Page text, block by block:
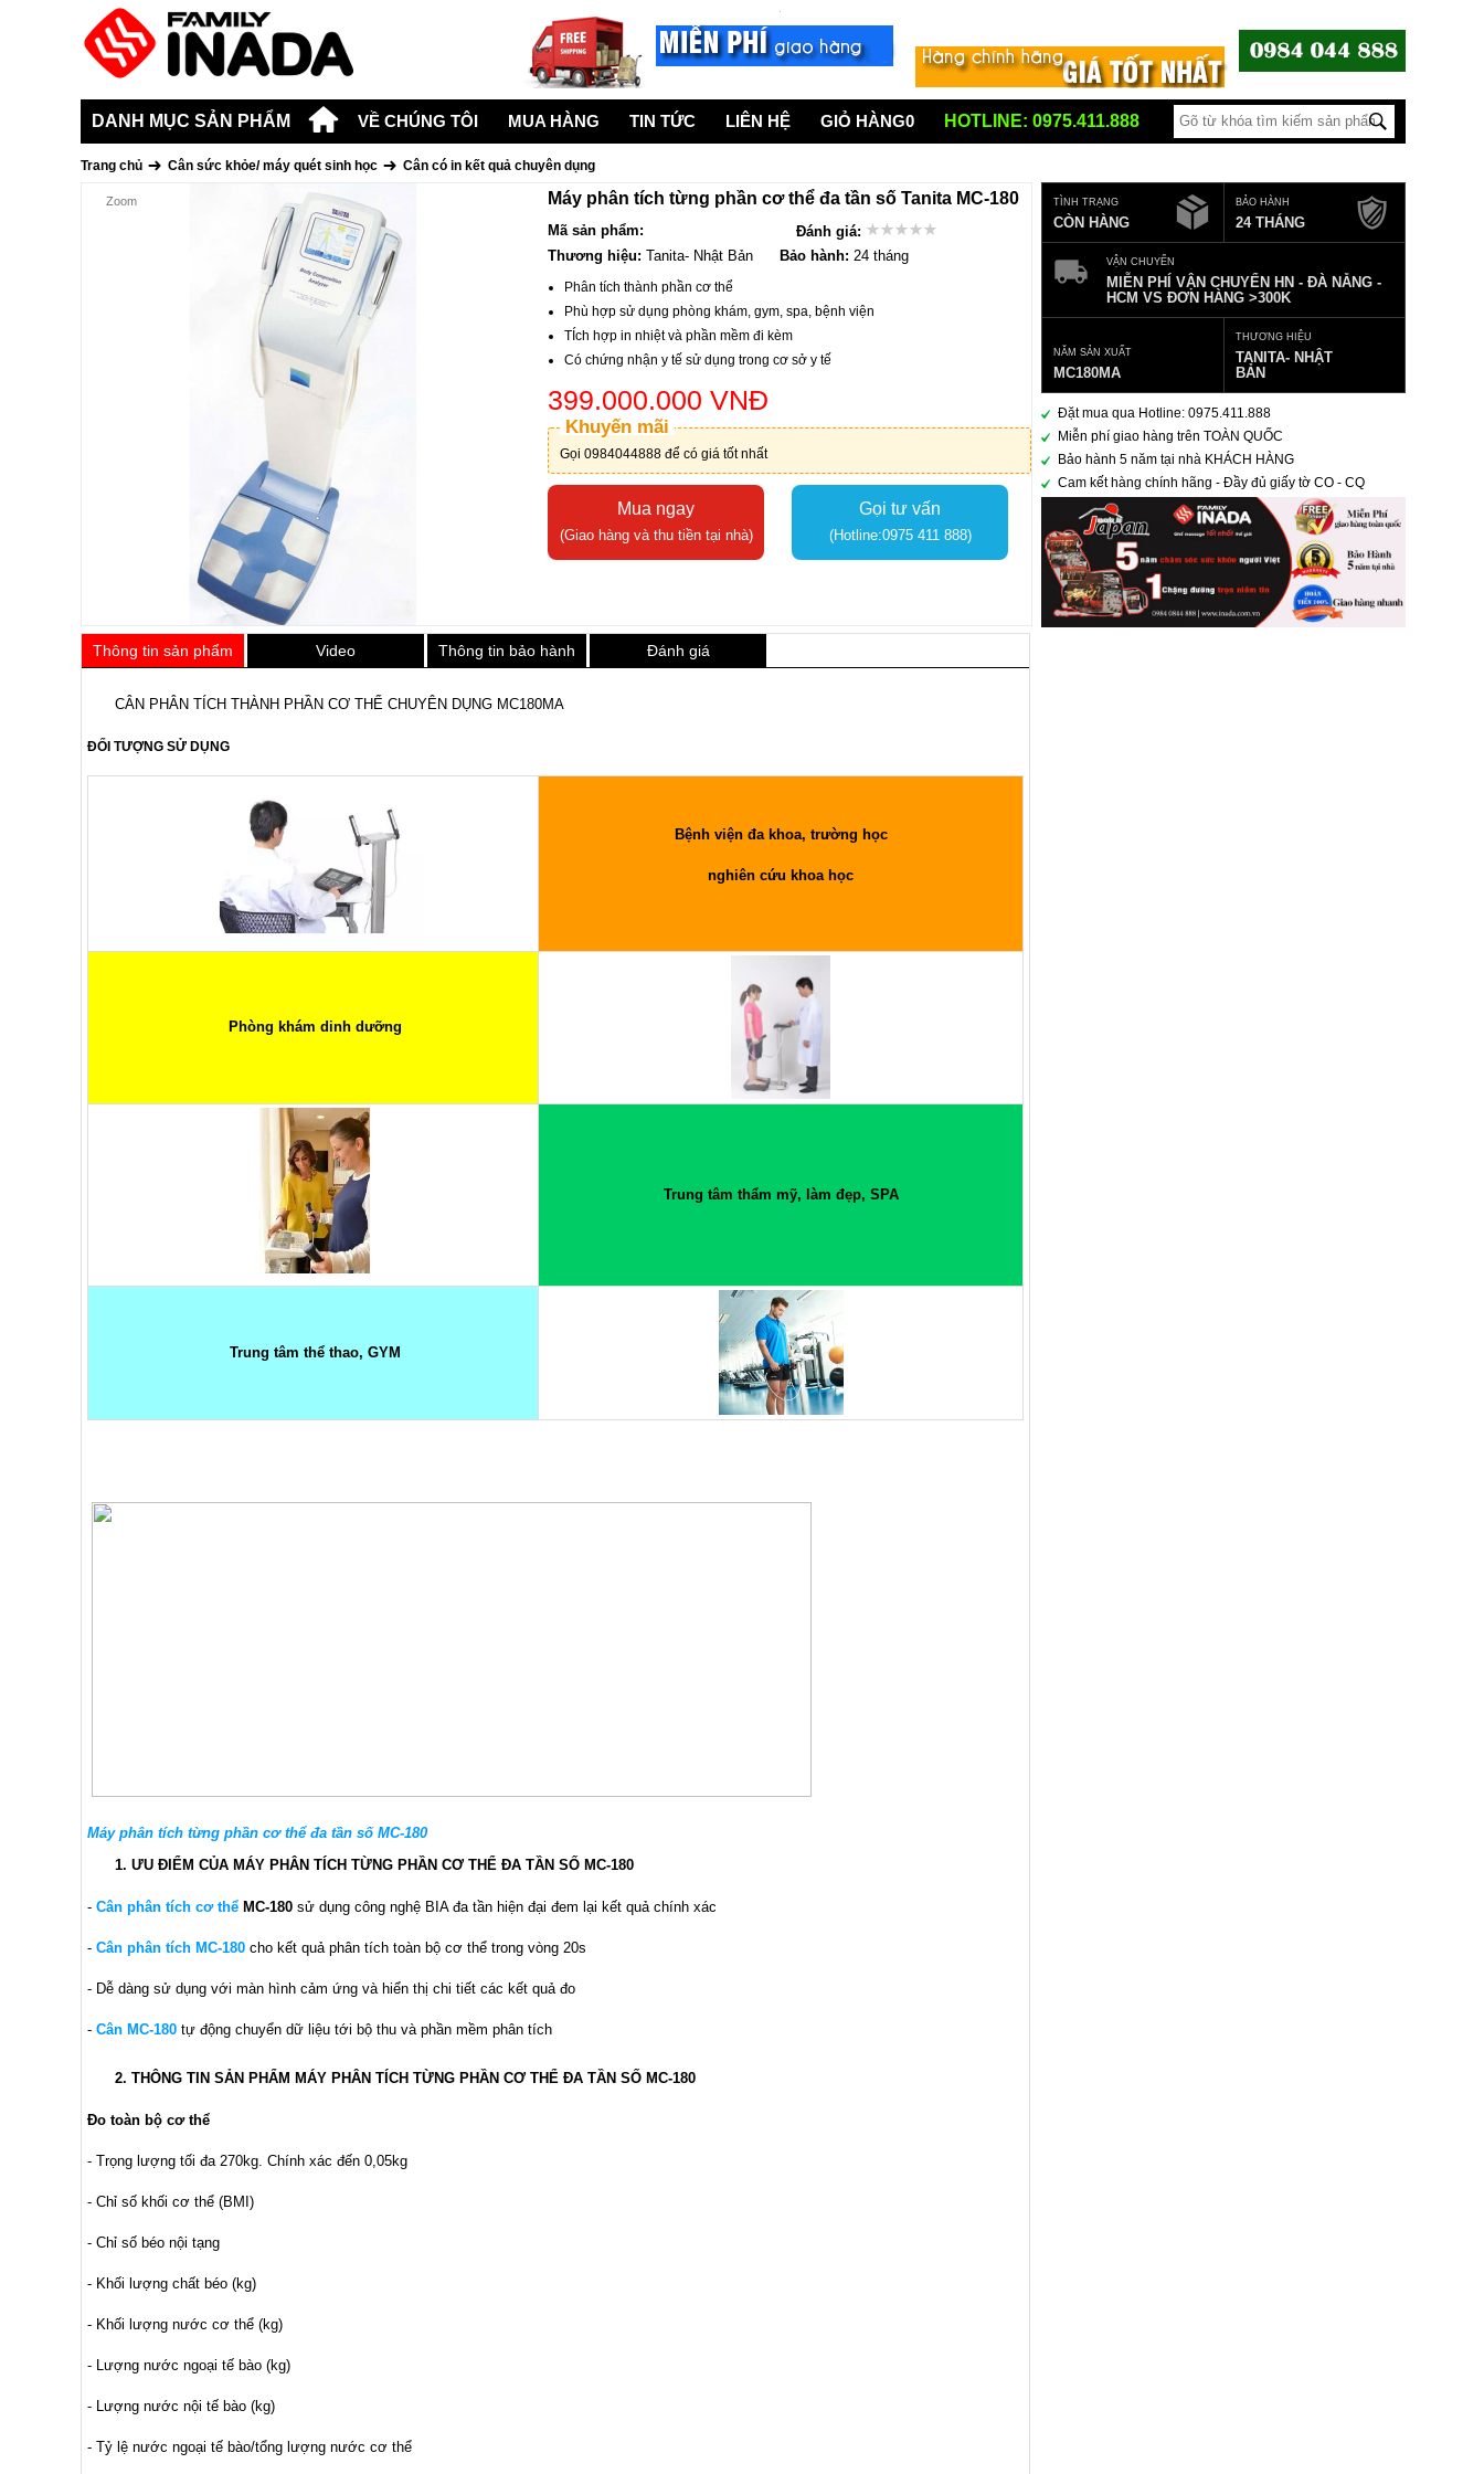
DANH MỤC SẢN PHẨM VỀ CHÚNG TÔI MUA HÀNG TIN TỨC LIÊN HỆ GIỎ HÀNG0 HOTLINE: 0975.411.888
Trang chủ Cân sức khỏe/ máy quét sinh học Cân có in kết quả chuyên dụng
Zoom Máy phân tích từng phần cơ thể đa tần số Tanita MC-180
Mã sản phẩm:
Đánh giá:
Thương hiệu: Tanita- Nhật Bản Bảo hành: 24 tháng
Phân tích thành phần cơ thể
Phù hợp sử dụng phòng khám, gym, spa, bệnh viện
TÍch hợp in nhiệt và phần mềm đi kèm
Có chứng nhận y tế sử dụng trong cơ sở y tế
399.000.000 VNĐ
Khuyến mãi
Gọi 0984044888 để có giá tốt nhất
Mua ngay
(Giao hàng và thu tiền tại nhà)
Gọi tư vấn
(Hotline:0975 411 888)
TÌNH TRẠNG
CÒN HÀNG
BẢO HÀNH
24 THÁNG
VẬN CHUYỂN
MIỄN PHÍ VẬN CHUYỂN HN - ĐÀ NẴNG -
HCM VS ĐƠN HÀNG >300K
NĂM SẢN XUẤT
MC180MA
THƯƠNG HIỆU
TANITA- NHẬT
BẢN
Đặt mua qua Hotline: 0975.411.888
Miễn phí giao hàng trên TOÀN QUỐC
Bảo hành 5 năm tại nhà KHÁCH HÀNG
Cam kết hàng chính hãng - Đầy đủ giấy tờ CO - CQ
Thông tin sản phẩm Video Thông tin bảo hành Đánh giá
CÂN PHÂN TÍCH THÀNH PHẦN CƠ THỂ CHUYÊN DỤNG MC180MA
ĐỐI TƯỢNG SỬ DỤNG
Bệnh viện đa khoa, trường học
nghiên cứu khoa học
Phòng khám dinh dưỡng
Trung tâm thẩm mỹ, làm đẹp, SPA
Trung tâm thể thao, GYM
Máy phân tích từng phần cơ thể đa tần số MC-180
1. ƯU ĐIỂM CỦA MÁY PHÂN TÍCH TỪNG PHẦN CƠ THỂ ĐA TẦN SỐ MC-180
- Cân phân tích cơ thể MC-180 sử dụng công nghệ BIA đa tần hiện đại đem lại kết quả chính xác
- Cân phân tích MC-180 cho kết quả phân tích toàn bộ cơ thể trong vòng 20s
- Dễ dàng sử dụng với màn hình cảm ứng và hiển thị chi tiết các kết quả đo
- Cân MC-180 tự động chuyển dữ liệu tới bộ thu và phần mềm phân tích
2. THÔNG TIN SẢN PHẨM MÁY PHÂN TÍCH TỪNG PHẦN CƠ THỂ ĐA TẦN SỐ MC-180
Đo toàn bộ cơ thể
- Trọng lượng tối đa 270kg. Chính xác đến 0,05kg
- Chỉ số khối cơ thể (BMI)
- Chỉ số béo nội tạng
- Khối lượng chất béo (kg)
- Khối lượng nước cơ thể (kg)
- Lượng nước ngoại tế bào (kg)
- Lượng nước nội tế bào (kg)
- Tỷ lệ nước ngoại tế bào/tổng lượng nước cơ thể